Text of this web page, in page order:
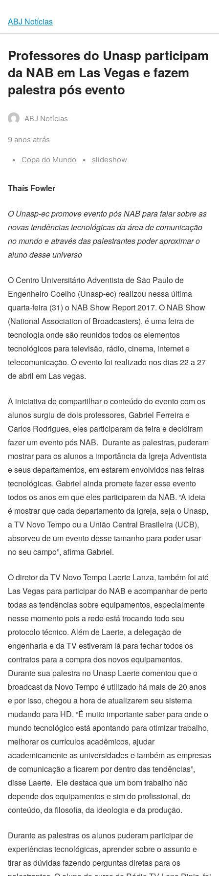
ABJ Notícias
Professores do Unasp participam
da NAB em Las Vegas e fazem
palestra pós evento
ABJ Notícias
9 anos atrás
Categories:
Copa do Mundo Tags:
slideshow
Thaís Fowler
O Unasp-ec promove evento pós NAB para falar sobre as
novas tendências tecnológicas da área de comunicação
no mundo e através das palestrantes poder aproximar o
aluno desse universo
O Centro Universitário Adventista de São Paulo de
Engenheiro Coelho (Unasp-ec) realizou nessa última
quarta-feira (31) o NAB Show Report 2017. O NAB Show
(National Association of Broadcasters), é uma feira de
tecnologia onde são reunidos todos os elementos
tecnológicos para televisão, rádio, cinema, internet e
telecomunicação. O evento foi realizado nos dias 22 a 27
de abril em Las vegas.
A iniciativa de compartilhar o conteúdo do evento com os
alunos surgiu de dois professores, Gabriel Ferreira e
Carlos Rodrigues, eles participaram da feira e decidiram
fazer um evento pós NAB. Durante as palestras, puderam
mostrar para os alunos a importância da Igreja Adventista
e seus departamentos, em estarem envolvidos nas feiras
tecnológicas. Gabriel ainda promete fazer esse evento
todos os anos em que eles participarem da NAB. “A ideia
é mostrar que cada departamento da igreja, seja o Unasp,
a TV Novo Tempo ou a União Central Brasileira (UCB),
absorveu de um evento desse tamanho para poder usar
no seu campo”, afirma Gabriel.
O diretor da TV Novo Tempo Laerte Lanza, também foi até
Las Vegas para participar do NAB e acompanhar de perto
todas as tendências sobre equipamentos, especialmente
nesse momento pois a rede está trocando todo seu
protocolo técnico. Além de Laerte, a delegação de
engenharia e da TV estiveram lá para fechar todos os
contratos para a compra dos novos equipamentos.
Durante sua palestra no Unasp Laerte comentou que o
broadcast da Novo Tempo é utilizado há mais de 20 anos
e por isso, chegou a hora de atualizarem seu sistema
mudando para HD. “É muito importante saber para onde o
mundo tecnológico está apontando para otimizar trabalho,
melhorar os currículos acadêmicos, ajudar
academicamente as universidades e também as empresas
de comunicação a ficarem por dentro das tendências”,
disse Laerte. Ele destaca que um bom trabalho não
depende dos equipamentos e sim do profissional, do
conteúdo, da filosofia, da ideologia e da produção.
Durante as palestras os alunos puderam participar de
experiências tecnológicas, aprender sobre o assunto e
tirar as dúvidas fazendo perguntas diretas para os